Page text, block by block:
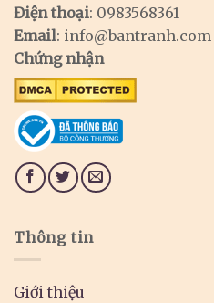
Điện thoại: 0983568361
Email: info@bantranh.com
Chứng nhận
Thông tin
Giới thiệu